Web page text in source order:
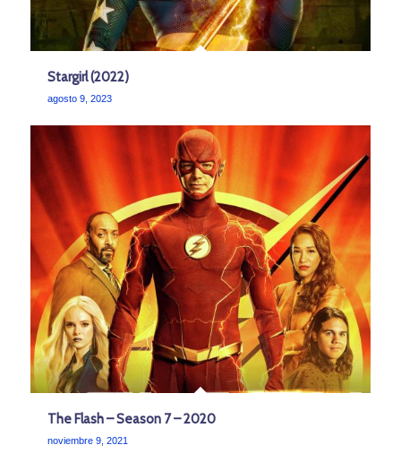
Stargirl (2022)
agosto 9, 2023
The Flash – Season 7 – 2020
noviembre 9, 2021